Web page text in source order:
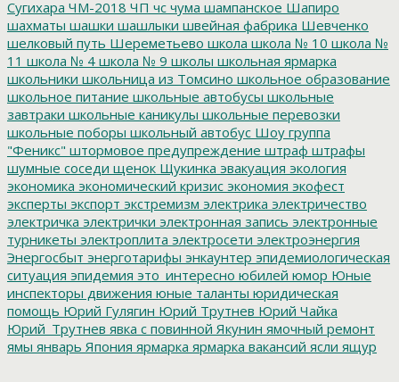
Сугихара ЧМ-2018 ЧП чс чума шампанское Шапиро
шахматы шашки шашлыки швейная фабрика Шевченко
шелковый путь Шереметьево школа школа № 10 школа №
11 школа № 4 школа № 9 школы школьная ярмарка
школьники школьница из Томсино школьное образование
школьное питание школьные автобусы школьные
завтраки школьные каникулы школьные перевозки
школьные поборы школьный автобус Шоу группа
"Феникс" штормовое предупреждение штраф штрафы
шумные соседи щенок Щукинка эвакуация экология
экономика экономический кризис экономия экофест
эксперты экспорт экстремизм электрика электричество
электричка электрички электронная запись электронные
турникеты электроплита электросети электроэнергия
Энергосбыт энерготарифы энкаунтер эпидемиологическая
ситуация эпидемия это_интересно юбилей юмор Юные
инспекторы движения юные таланты юридическая
помощь Юрий Гулягин Юрий Трутнев Юрий Чайка
Юрий_Трутнев явка с повинной Якунин ямочный ремонт
ямы январь Япония ярмарка ярмарка вакансий ясли ящур